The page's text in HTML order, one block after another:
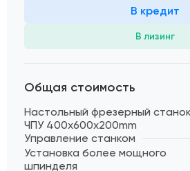
В кредит
В лизинг
Общая стоимость
Настольный фрезерный
ЧПУ 400x600x200mm
Управление станком
Установка более мощного
шпинделя